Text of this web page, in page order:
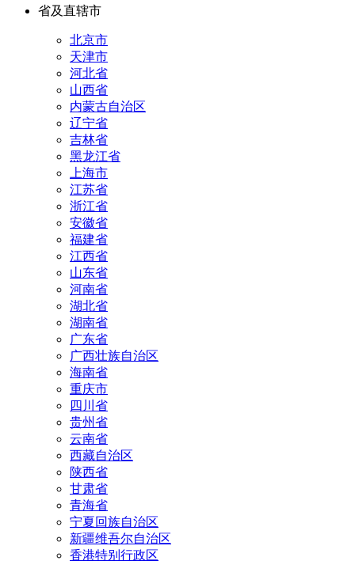
省及直辖市
北京市
天津市
河北省
山西省
内蒙古自治区
辽宁省
吉林省
黑龙江省
上海市
江苏省
浙江省
安徽省
福建省
江西省
山东省
河南省
湖北省
湖南省
广东省
广西壮族自治区
海南省
重庆市
四川省
贵州省
云南省
西藏自治区
陕西省
甘肃省
青海省
宁夏回族自治区
新疆维吾尔自治区
香港特别行政区